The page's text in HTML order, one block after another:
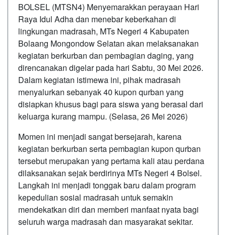
BOLSEL (MTSN4) Menyemarakkan perayaan Hari
Raya Idul Adha dan menebar keberkahan di
lingkungan madrasah, MTs Negeri 4 Kabupaten
Bolaang Mongondow Selatan akan melaksanakan
kegiatan berkurban dan pembagian daging, yang
direncanakan digelar pada hari Sabtu, 30 Mei 2026.
Dalam kegiatan istimewa ini, pihak madrasah
menyalurkan sebanyak 40 kupon qurban yang
disiapkan khusus bagi para siswa yang berasal dari
keluarga kurang mampu. (Selasa, 26 Mei 2026)
Momen ini menjadi sangat bersejarah, karena
kegiatan berkurban serta pembagian kupon qurban
tersebut merupakan yang pertama kali atau perdana
dilaksanakan sejak berdirinya MTs Negeri 4 Bolsel.
Langkah ini menjadi tonggak baru dalam program
kepedulian sosial madrasah untuk semakin
mendekatkan diri dan memberi manfaat nyata bagi
seluruh warga madrasah dan masyarakat sekitar.